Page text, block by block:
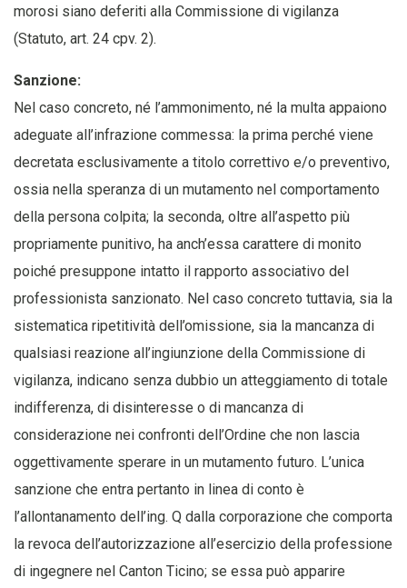
morosi siano deferiti alla Commissione di vigilanza
(Statuto, art. 24 cpv. 2).
Sanzione:
Nel caso concreto, né l’ammonimento, né la multa appaiono
adeguate all’infrazione commessa: la prima perché viene
decretata esclusivamente a titolo correttivo e/o preventivo,
ossia nella speranza di un mutamento nel comportamento
della persona colpita; la seconda, oltre all’aspetto più
propriamente punitivo, ha anch’essa carattere di monito
poiché presuppone intatto il rapporto associativo del
professionista sanzionato. Nel caso concreto tuttavia, sia la
sistematica ripetitività dell’omissione, sia la mancanza di
qualsiasi reazione all’ingiunzione della Commissione di
vigilanza, indicano senza dubbio un atteggiamento di totale
indifferenza, di disinteresse o di mancanza di
considerazione nei confronti dell’Ordine che non lascia
oggettivamente sperare in un mutamento futuro. L’unica
sanzione che entra pertanto in linea di conto è
l’allontanamento dell’ing. Q dalla corporazione che comporta
la revoca dell’autorizzazione all’esercizio della professione
di ingegnere nel Canton Ticino; se essa può apparire